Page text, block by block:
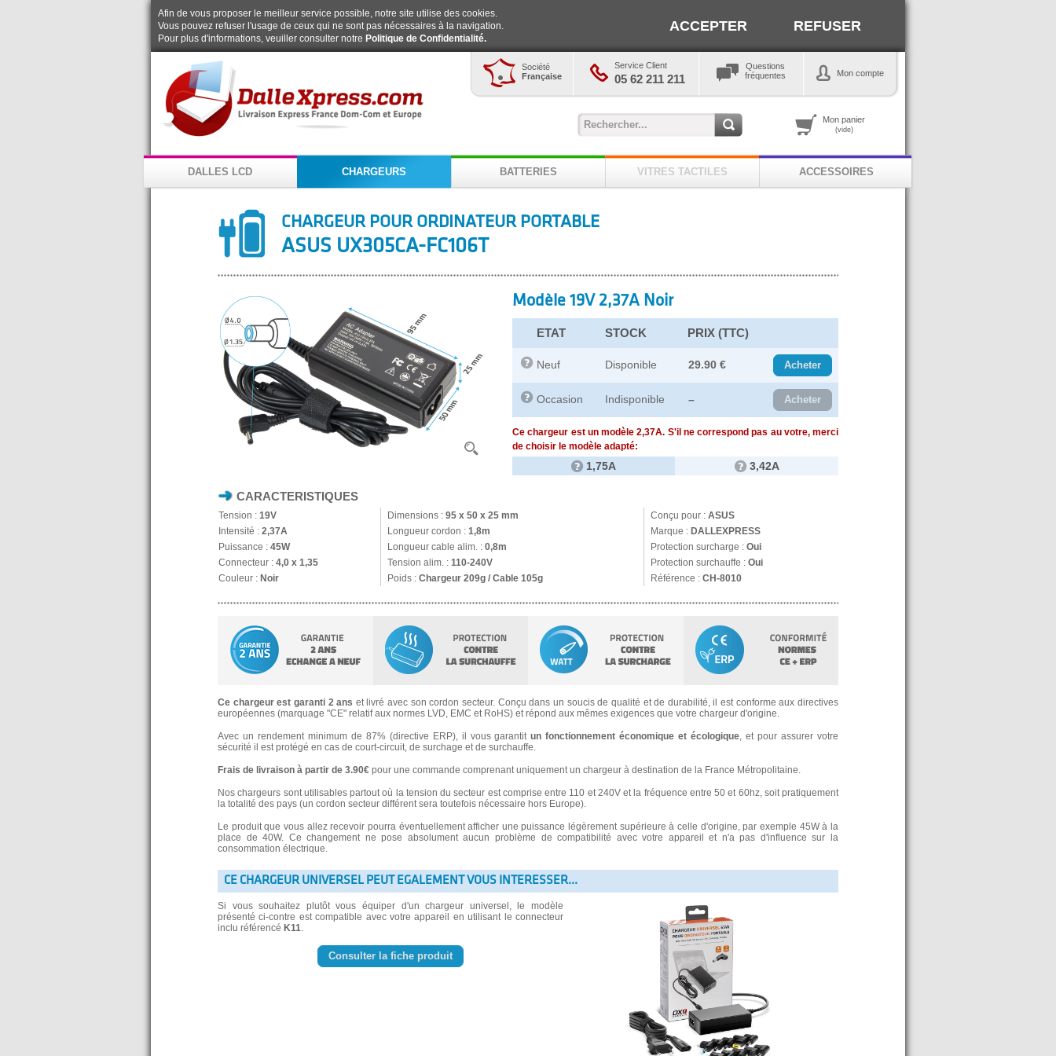
Afin de vous proposer le meilleur service possible, notre site utilise des cookies.
Vous pouvez refuser l'usage de ceux qui ne sont pas nécessaires à la navigation.
Pour plus d'informations, veuiller consulter notre Politique de Confidentialité.
ACCEPTER REFUSER
Société
Française
Service Client
05 62 211 211
Questions
fréquentes
Mon compte
Mon panier
(vide)
DALLES LCD CHARGEURS BATTERIES VITRES TACTILES ACCESSOIRES
CHARGEUR POUR ORDINATEUR PORTABLE
ASUS UX305CA-FC106T
Modèle 19V 2,37A Noir
ETAT STOCK PRIX (TTC)
Neuf Disponible 29.90 € Acheter
Occasion Indisponible – Acheter
Ce chargeur est un modèle 2,37A. S'il ne correspond pas au votre, merci
de choisir le modèle adapté:
1,75A 3,42A
CARACTERISTIQUES
Tension : 19V Dimensions : 95 x 50 x 25 mm Conçu pour : ASUS
Intensité : 2,37A Longueur cordon : 1,8m Marque : DALLEXPRESS
Puissance : 45W Longueur cable alim. : 0,8m Protection surcharge : Oui
Connecteur : 4,0 x 1,35 Tension alim. : 110-240V Protection surchauffe : Oui
Couleur : Noir Poids : Chargeur 209g / Cable 105g Référence : CH-8010
Ce chargeur est garanti 2 ans et livré avec son cordon secteur. Conçu dans un soucis de qualité et de durabilité, il est conforme aux directives
européennes (marquage "CE" relatif aux normes LVD, EMC et RoHS) et répond aux mêmes exigences que votre chargeur d'origine.
Avec un rendement minimum de 87% (directive ERP), il vous garantitun fonctionnement économique et écologique, et pour assurer votre
sécurité il est protégé en cas de court-circuit, de surchage et de surchauffe.
Frais de livraison à partir de 3.90€ pour une commande comprenant uniquement un chargeur à destination de la France Métropolitaine.
Nos chargeurs sont utilisables partout où la tension du secteur est comprise entre 110 et 240V et la fréquence entre 50 et 60hz, soit pratiquement
la totalité des pays (un cordon secteur différent sera toutefois nécessaire hors Europe).
Le produit que vous allez recevoir pourra éventuellement afficher une puissance légèrement supérieure à celle d'origine, par exemple 45W à la
place de 40W. Ce changement ne pose absolument aucun problème de compatibilité avec votre appareil et n'a pas d'influence sur la
consommation électrique.
CE CHARGEUR UNIVERSEL PEUT EGALEMENT VOUS INTERESSER...
Si vous souhaitez plutôt vous équiper d'un chargeur universel, le modèle
présenté ci-contre est compatible avec votre appareil en utilisant le connecteur
inclu référencé K11.
Consulter la fiche produit